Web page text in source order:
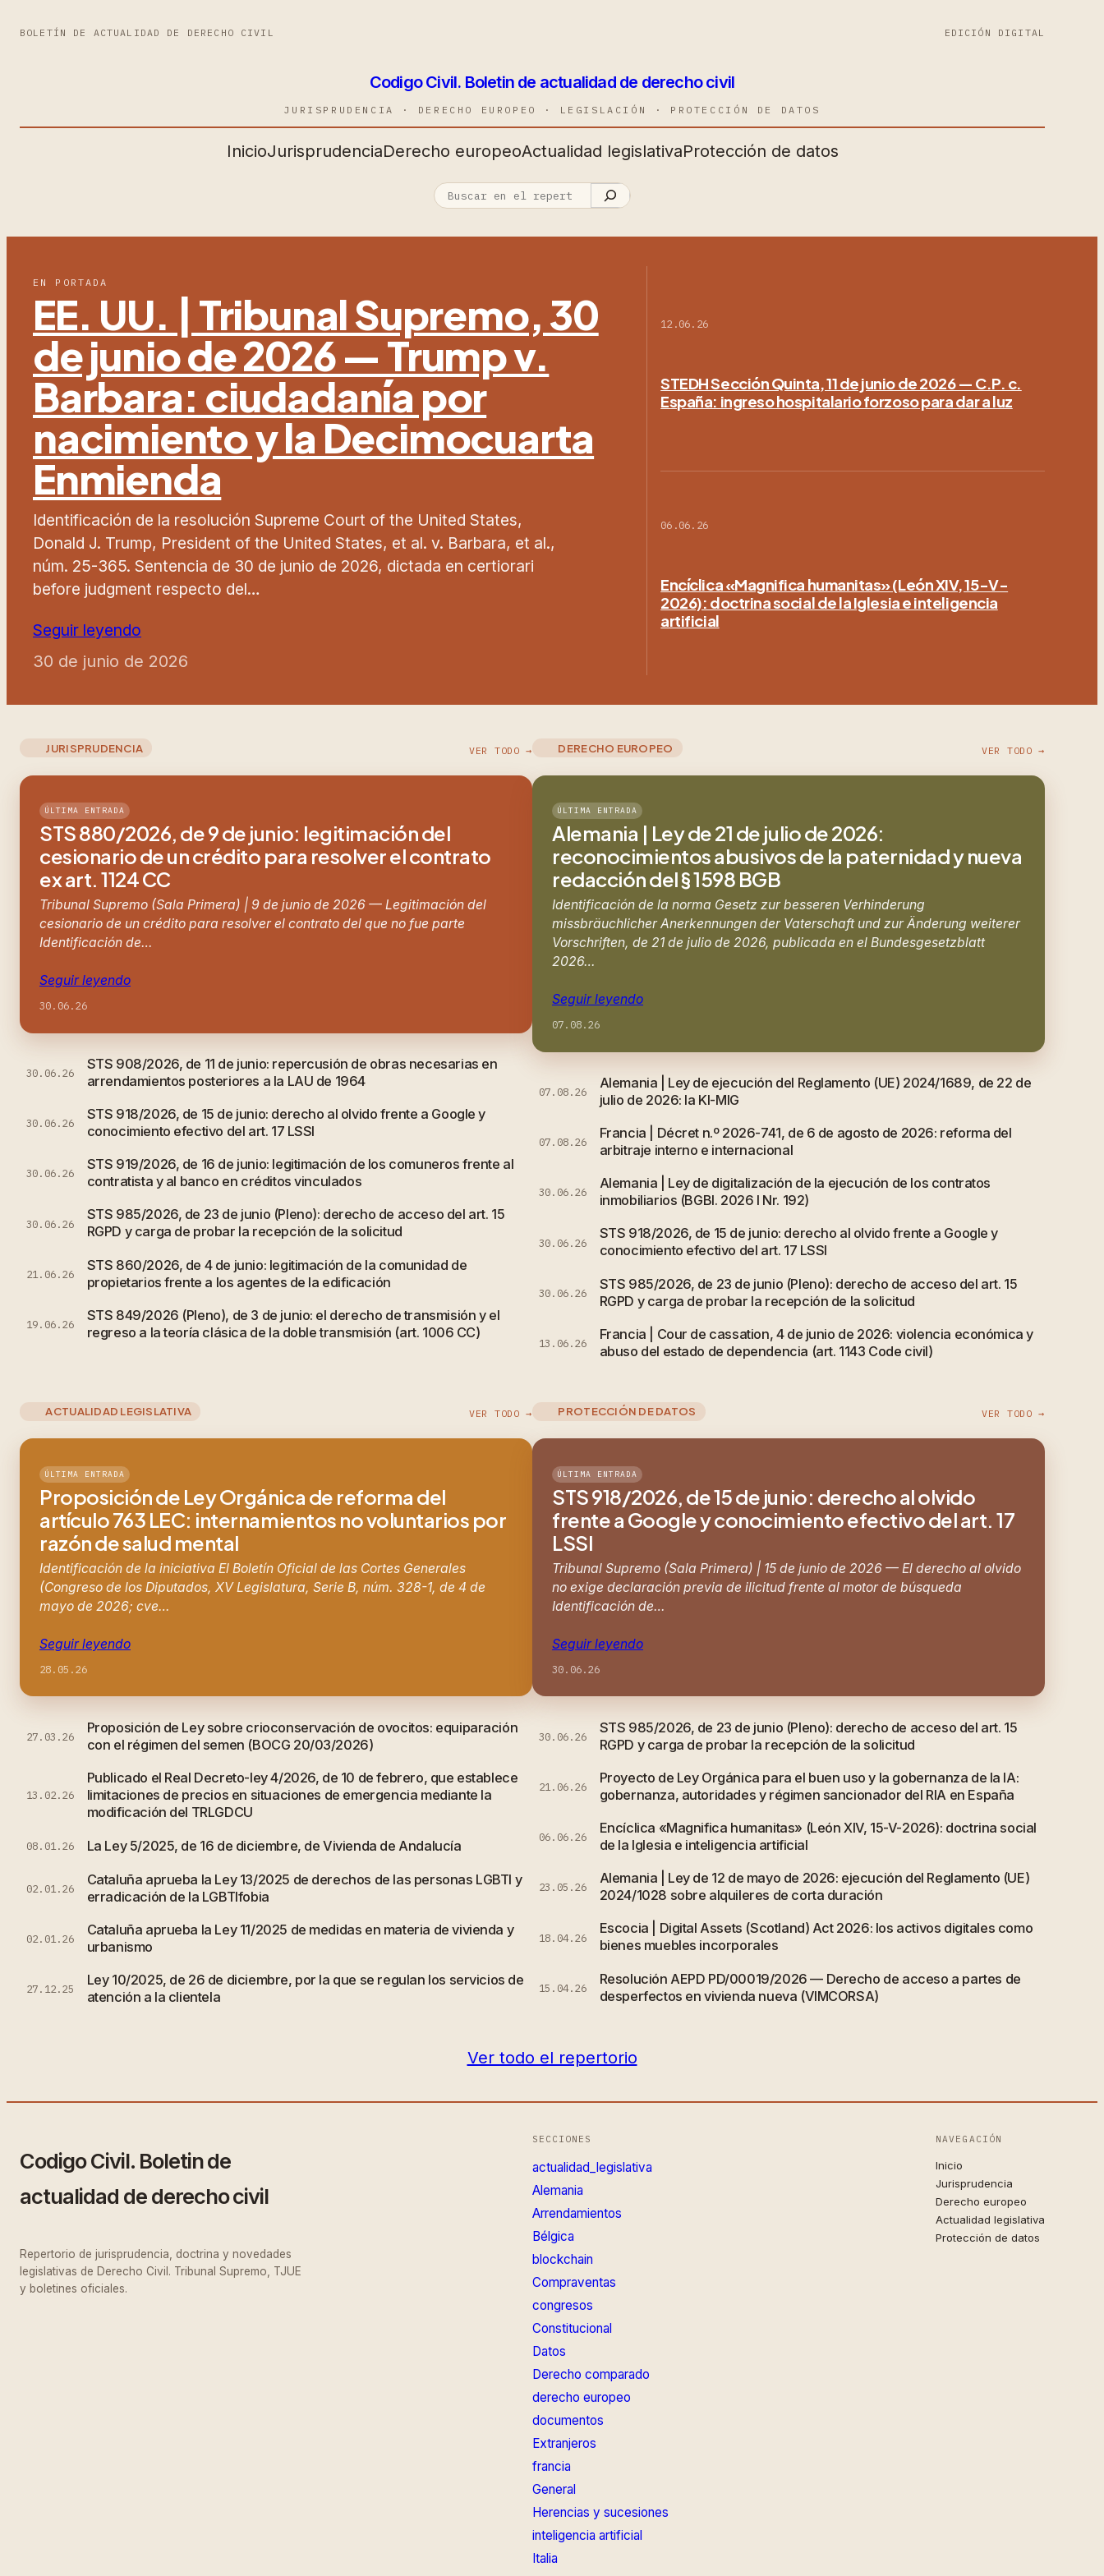
BOLETÍN DE ACTUALIDAD DE DERECHO CIVIL EDICIÓN DIGITAL
Codigo Civil. Boletin de actualidad de derecho civil
JURISPRUDENCIA · DERECHO EUROPEO · LEGISLACIÓN · PROTECCIÓN DE DATOS
InicioJurisprudenciaDerecho europeoActualidad legislativaProtección de datos
EN PORTADA
EE. UU. | Tribunal Supremo, 30
de junio de 2026 — Trump v.
Barbara: ciudadanía por
nacimiento y la Decimocuarta
Enmienda
Identificación de la resolución Supreme Court of the United States,
Donald J. Trump, President of the United States, et al. v. Barbara, et al.,
núm. 25-365. Sentencia de 30 de junio de 2026, dictada en certiorari
before judgment respecto del…
Seguir leyendo
30 de junio de 2026
12.06.26
STEDH Sección Quinta, 11 de junio de 2026 — C.P. c.
España: ingreso hospitalario forzoso para dar a luz
06.06.26
Encíclica «Magnifica humanitas» (León XIV, 15-V-
2026): doctrina social de la Iglesia e inteligencia
artificial
JURISPRUDENCIA VER TODO →
ÚLTIMA ENTRADA
STS 880/2026, de 9 de junio: legitimación del
cesionario de un crédito para resolver el contrato
ex art. 1124 CC
Tribunal Supremo (Sala Primera) | 9 de junio de 2026 — Legitimación del
cesionario de un crédito para resolver el contrato del que no fue parte
Identificación de…
Seguir leyendo
30.06.26
30.06.26
STS 908/2026, de 11 de junio: repercusión de obras necesarias en
arrendamientos posteriores a la LAU de 1964
30.06.26
STS 918/2026, de 15 de junio: derecho al olvido frente a Google y
conocimiento efectivo del art. 17 LSSI
30.06.26
STS 919/2026, de 16 de junio: legitimación de los comuneros frente al
contratista y al banco en créditos vinculados
30.06.26
STS 985/2026, de 23 de junio (Pleno): derecho de acceso del art. 15
RGPD y carga de probar la recepción de la solicitud
21.06.26
STS 860/2026, de 4 de junio: legitimación de la comunidad de
propietarios frente a los agentes de la edificación
19.06.26
STS 849/2026 (Pleno), de 3 de junio: el derecho de transmisión y el
regreso a la teoría clásica de la doble transmisión (art. 1006 CC)
DERECHO EUROPEO VER TODO →
ÚLTIMA ENTRADA
Alemania | Ley de 21 de julio de 2026:
reconocimientos abusivos de la paternidad y nueva
redacción del § 1598 BGB
Identificación de la norma Gesetz zur besseren Verhinderung
missbräuchlicher Anerkennungen der Vaterschaft und zur Änderung weiterer
Vorschriften, de 21 de julio de 2026, publicada en el Bundesgesetzblatt
2026…
Seguir leyendo
07.08.26
07.08.26
Alemania | Ley de ejecución del Reglamento (UE) 2024/1689, de 22 de
julio de 2026: la KI-MIG
07.08.26
Francia | Décret n.º 2026-741, de 6 de agosto de 2026: reforma del
arbitraje interno e internacional
30.06.26
Alemania | Ley de digitalización de la ejecución de los contratos
inmobiliarios (BGBl. 2026 I Nr. 192)
30.06.26
STS 918/2026, de 15 de junio: derecho al olvido frente a Google y
conocimiento efectivo del art. 17 LSSI
30.06.26
STS 985/2026, de 23 de junio (Pleno): derecho de acceso del art. 15
RGPD y carga de probar la recepción de la solicitud
13.06.26
Francia | Cour de cassation, 4 de junio de 2026: violencia económica y
abuso del estado de dependencia (art. 1143 Code civil)
ACTUALIDAD LEGISLATIVA VER TODO →
ÚLTIMA ENTRADA
Proposición de Ley Orgánica de reforma del
artículo 763 LEC: internamientos no voluntarios por
razón de salud mental
Identificación de la iniciativa El Boletín Oficial de las Cortes Generales
(Congreso de los Diputados, XV Legislatura, Serie B, núm. 328-1, de 4 de
mayo de 2026; cve…
Seguir leyendo
28.05.26
27.03.26
Proposición de Ley sobre crioconservación de ovocitos: equiparación
con el régimen del semen (BOCG 20/03/2026)
13.02.26
Publicado el Real Decreto-ley 4/2026, de 10 de febrero, que establece
limitaciones de precios en situaciones de emergencia mediante la
modificación del TRLGDCU
08.01.26 La Ley 5/2025, de 16 de diciembre, de Vivienda de Andalucía
02.01.26
Cataluña aprueba la Ley 13/2025 de derechos de las personas LGBTI y
erradicación de la LGBTIfobia
02.01.26
Cataluña aprueba la Ley 11/2025 de medidas en materia de vivienda y
urbanismo
27.12.25
Ley 10/2025, de 26 de diciembre, por la que se regulan los servicios de
atención a la clientela
PROTECCIÓN DE DATOS VER TODO →
ÚLTIMA ENTRADA
STS 918/2026, de 15 de junio: derecho al olvido
frente a Google y conocimiento efectivo del art. 17
LSSI
Tribunal Supremo (Sala Primera) | 15 de junio de 2026 — El derecho al olvido
no exige declaración previa de ilicitud frente al motor de búsqueda
Identificación de…
Seguir leyendo
30.06.26
30.06.26
STS 985/2026, de 23 de junio (Pleno): derecho de acceso del art. 15
RGPD y carga de probar la recepción de la solicitud
21.06.26
Proyecto de Ley Orgánica para el buen uso y la gobernanza de la IA:
gobernanza, autoridades y régimen sancionador del RIA en España
06.06.26
Encíclica «Magnifica humanitas» (León XIV, 15-V-2026): doctrina social
de la Iglesia e inteligencia artificial
23.05.26
Alemania | Ley de 12 de mayo de 2026: ejecución del Reglamento (UE)
2024/1028 sobre alquileres de corta duración
18.04.26
Escocia | Digital Assets (Scotland) Act 2026: los activos digitales como
bienes muebles incorporales
15.04.26
Resolución AEPD PD/00019/2026 — Derecho de acceso a partes de
desperfectos en vivienda nueva (VIMCORSA)
Ver todo el repertorio
Codigo Civil. Boletin de
actualidad de derecho civil
Repertorio de jurisprudencia, doctrina y novedades
legislativas de Derecho Civil. Tribunal Supremo, TJUE
y boletines oficiales.
SECCIONES
actualidad_legislativa
Alemania
Arrendamientos
Bélgica
blockchain
Compraventas
congresos
Constitucional
Datos
Derecho comparado
derecho europeo
documentos
Extranjeros
francia
General
Herencias y sucesiones
inteligencia artificial
Italia
NAVEGACIÓN
Inicio
Jurisprudencia
Derecho europeo
Actualidad legislativa
Protección de datos